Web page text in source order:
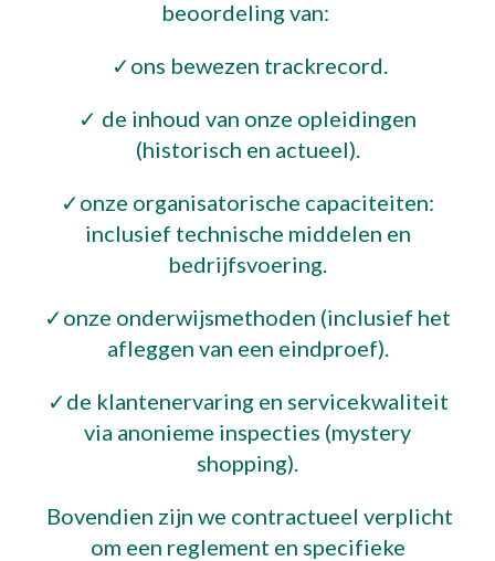
beoordeling van:
✓ons bewezen trackrecord.
✓ de inhoud van onze opleidingen
(historisch en actueel).
✓onze organisatorische capaciteiten:
inclusief technische middelen en
bedrijfsvoering.
✓onze onderwijsmethoden (inclusief het
afleggen van een eindproef).
✓de klantenervaring en servicekwaliteit
via anonieme inspecties (mystery
shopping).
Bovendien zijn we contractueel verplicht
om een reglement en specifieke